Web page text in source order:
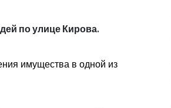
по улице Кирова.
имущества в одной из